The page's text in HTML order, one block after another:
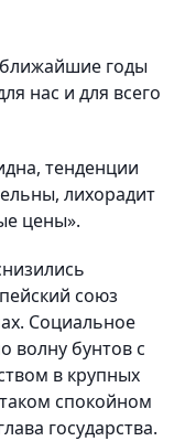
годы
нас и для всего
тенденции
лихорадит
цены».
союз
Социальное
волну бунтов с
в крупных
спокойном
государства.